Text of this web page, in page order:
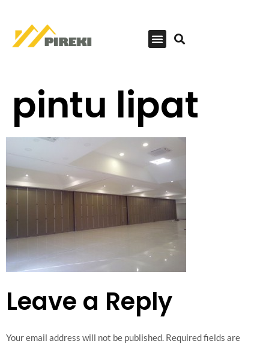
pintu lipat
Leave a Reply
Your email address will not be published. Required fields are